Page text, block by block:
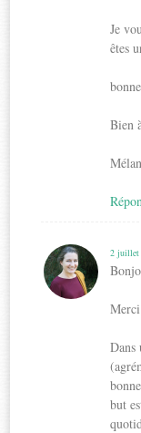
Je
êtes
Bien
2 juillet
Dans
but